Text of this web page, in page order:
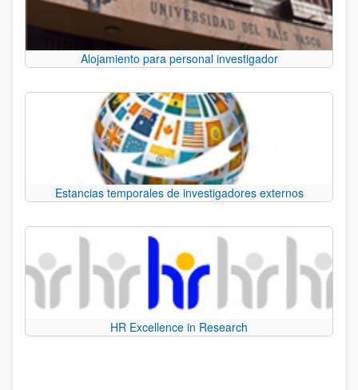
Alojamiento para personal investigador
Estancias temporales de investigadores externos
HR Excellence in Research